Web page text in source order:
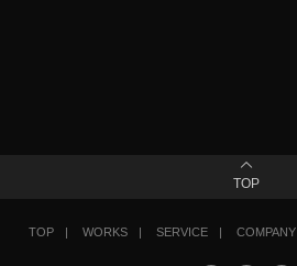
TOP
TOP WORKS SERVICE COMPANY